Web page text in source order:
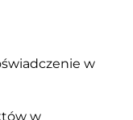
w
w